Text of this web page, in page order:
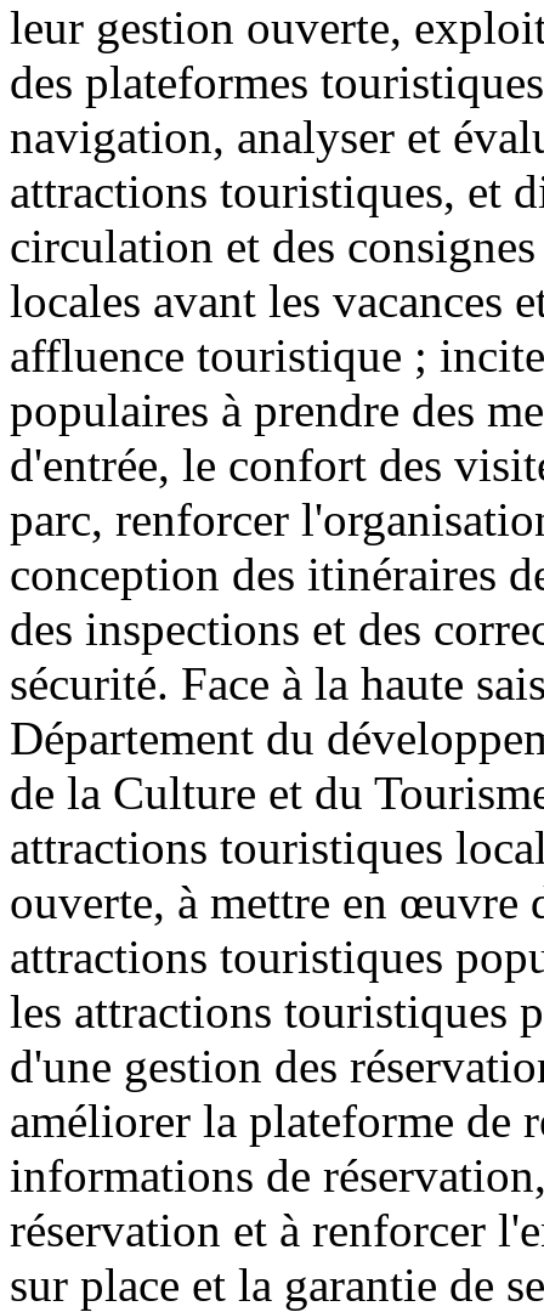
leur gestion ouverte,
des plateformes
navigation, analyser et
attractions touristiques, et
circulation et des
locales avant les vacances
affluence touristique ;
populaires à prendre des
d'entrée, le confort des
parc, renforcer
conception des itinéraires
des inspections et des
sécurité. Face à la haute
Département du
de la Culture et du
attractions touristiques
ouverte, à mettre en œuvre
attractions touristiques
les attractions touristiques
d'une gestion des
améliorer la plateforme de
informations de
réservation et à renforcer
sur place et la garantie de